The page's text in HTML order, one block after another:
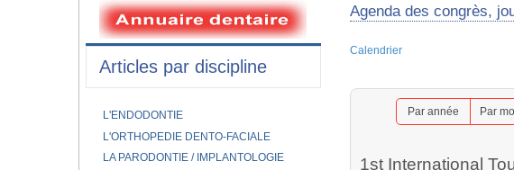
Agenda des congrès,
Calendrier
Par année Par
1st International
Articles par discipline
L'ENDODONTIE
L'ORTHOPEDIE DENTO-FACIALE
LA PARODONTIE / IMPLANTOLOGIE